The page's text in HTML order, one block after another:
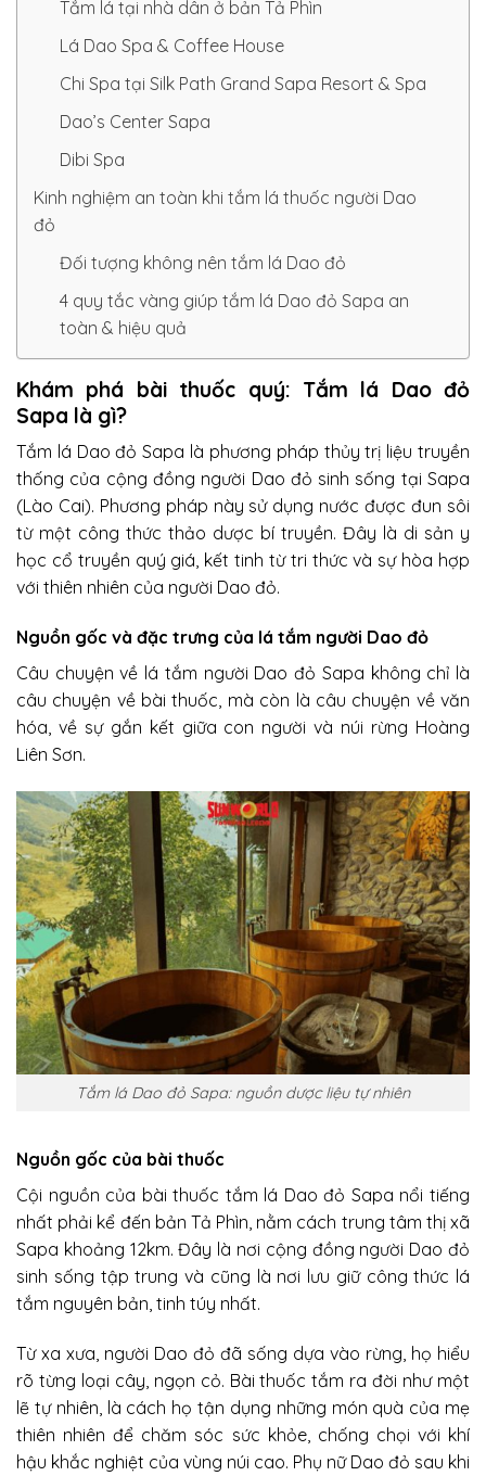
Tắm lá tại nhà dân ở bản Tả Phìn
Lá Dao Spa & Coffee House
Chi Spa tại Silk Path Grand Sapa Resort & Spa
Dao’s Center Sapa
Dibi Spa
Kinh nghiệm an toàn khi tắm lá thuốc người Dao
đỏ
Đối tượng không nên tắm lá Dao đỏ
4 quy tắc vàng giúp tắm lá Dao đỏ Sapa an
toàn & hiệu quả
Khám phá bài thuốc quý: Tắm lá Dao đỏ
Sapa là gì?
Tắm lá Dao đỏ Sapa là phương pháp thủy trị liệu truyền
thống của cộng đồng người Dao đỏ sinh sống tại Sapa
(Lào Cai). Phương pháp này sử dụng nước được đun sôi
từ một công thức thảo dược bí truyền. Đây là di sản y
học cổ truyền quý giá, kết tinh từ tri thức và sự hòa hợp
với thiên nhiên của người Dao đỏ.
Nguồn gốc và đặc trưng của lá tắm người Dao đỏ
Câu chuyện về lá tắm người Dao đỏ Sapa không chỉ là
câu chuyện về bài thuốc, mà còn là câu chuyện về văn
hóa, về sự gắn kết giữa con người và núi rừng Hoàng
Liên Sơn.
Tắm lá Dao đỏ Sapa: nguồn dược liệu tự nhiên
Nguồn gốc của bài thuốc
Cội nguồn của bài thuốc tắm lá Dao đỏ Sapa nổi tiếng
nhất phải kể đến bản Tả Phìn, nằm cách trung tâm thị xã
Sapa khoảng 12km. Đây là nơi cộng đồng người Dao đỏ
sinh sống tập trung và cũng là nơi lưu giữ công thức lá
tắm nguyên bản, tinh túy nhất.
Từ xa xưa, người Dao đỏ đã sống dựa vào rừng, họ hiểu
rõ từng loại cây, ngọn cỏ. Bài thuốc tắm ra đời như một
lẽ tự nhiên, là cách họ tận dụng những món quà của mẹ
thiên nhiên để chăm sóc sức khỏe, chống chọi với khí
hậu khắc nghiệt của vùng núi cao. Phụ nữ Dao đỏ sau khi